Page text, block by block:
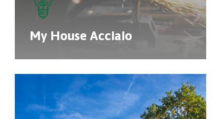
My House Acciaio